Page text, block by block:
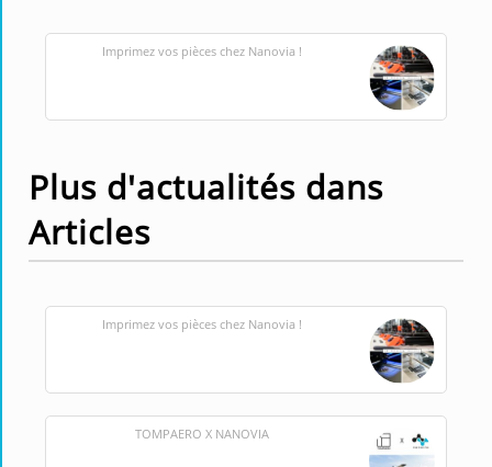
Imprimez vos pièces chez Nanovia !
Plus d'actualités dans
Articles
Imprimez vos pièces chez Nanovia !
TOMPAERO X NANOVIA